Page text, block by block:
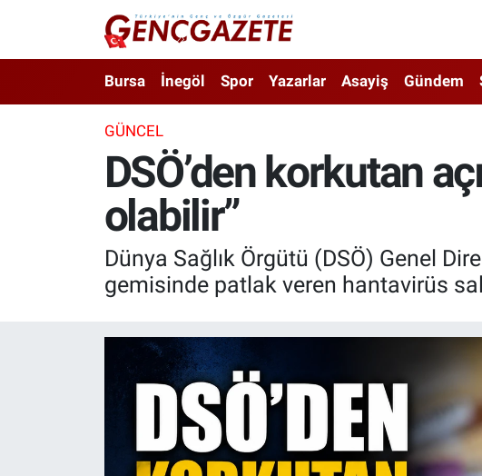
Bursa İnegöl Spor Yazarlar Asayiş Gündem
GÜNCEL
DSÖ’den korkutan
olabilir”
Dünya Sağlık Örgütü (DSÖ) Genel
gemisinde patlak veren hantavirüs
3.SAYFA
Ekonomi
Nöbetçi Eczaneler
Trafik Durumu
Süper Lig Puan Durumu ve Fikstür
Tüm Manşetler
Son Dakika Haberleri